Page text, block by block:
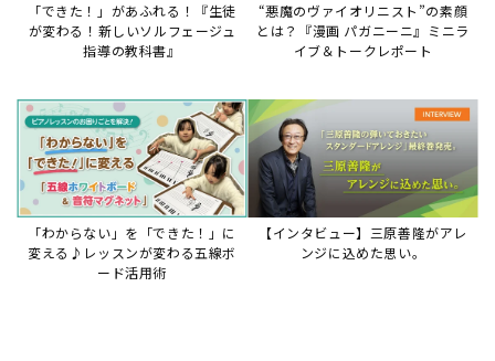
「できた！」があふれる！『生徒
が変わる！新しいソルフェージュ
指導の教科書』
“悪魔のヴァイオリニスト”の素顔
とは？『漫画 パガニーニ』ミニラ
イブ＆トークレポート
「わからない」を「できた！」に
変える♪レッスンが変わる五線ボ
ード活用術
【インタビュー】三原善隆がアレ
ンジに込めた思い。